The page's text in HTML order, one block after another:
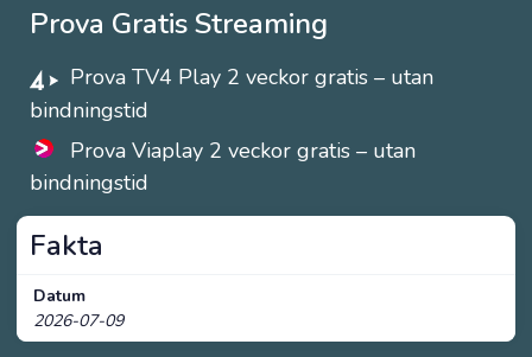
Prova Gratis Streaming
Prova TV4 Play 2 veckor gratis – utan
bindningstid
Prova Viaplay 2 veckor gratis – utan
bindningstid
Fakta
Datum
2026-07-09